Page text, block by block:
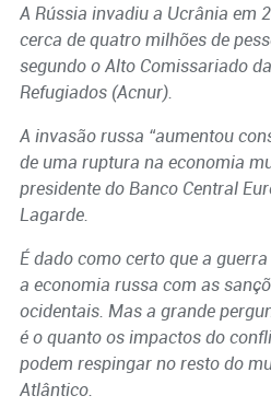
A Rússia invadiu a Ucrânia em
cerca de quatro milhões de
segundo o Alto Comissariado
Refugiados (Acnur).
A invasão russa “aumentou
de uma ruptura na economia
presidente do Banco Central
Lagarde.
É dado como certo que a
a economia russa com as
ocidentais. Mas a grande
é o quanto os impactos do
podem respingar no resto do
Atlântico.